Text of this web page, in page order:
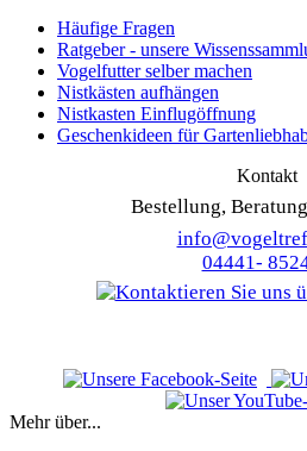
Häufige Fragen
Ratgeber - unsere
Vogelfutter selber machen
Nistkästen aufhängen
Nistkasten Einflugöffnung
Geschenkideen für
Kontakt
Bestellung,
04441-
Mehr über...